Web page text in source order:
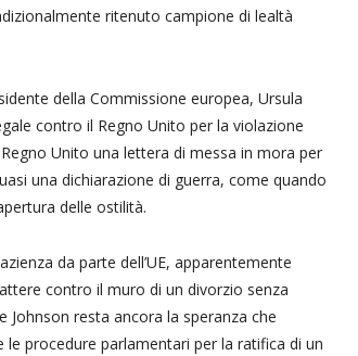
ritenuto campione di lealtà
della Commissione europea, Ursula
contro il Regno Unito per la violazione
Unito una lettera di messa in mora per
una dichiarazione di guerra, come quando
delle ostilità.
da parte dell’UE, apparentemente
contro il muro di un divorzio senza
resta ancora la speranza che
procedure parlamentari per la ratifica di un